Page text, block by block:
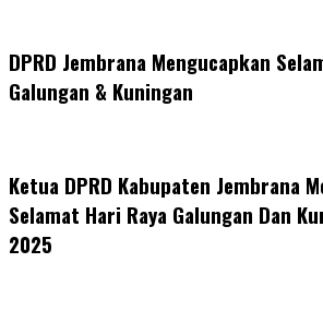
DPRD Jembrana Mengucapkan
Galungan & Kuningan
Ketua DPRD Kabupaten Jembrana
Selamat Hari Raya Galungan Dan
2025